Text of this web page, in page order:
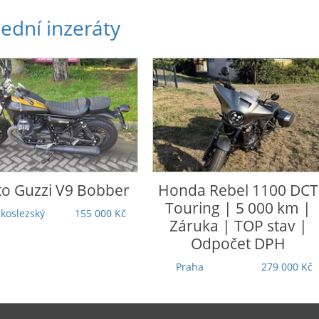
inzeráty
Rebel 1100 DCT
| 5 000 km |
| TOP stav |
HondaCRF 1100 L Africa
Twin Adventure Sports
Ústecký 305 000 Kč